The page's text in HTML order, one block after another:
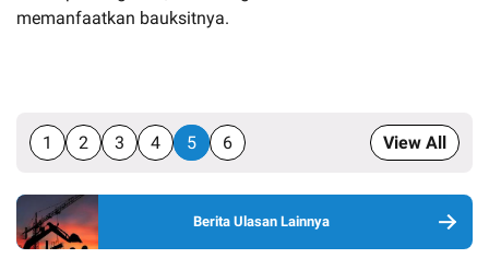
memanfaatkan bauksitnya.
1 2 3 4 5 6 View All
Berita Ulasan Lainnya